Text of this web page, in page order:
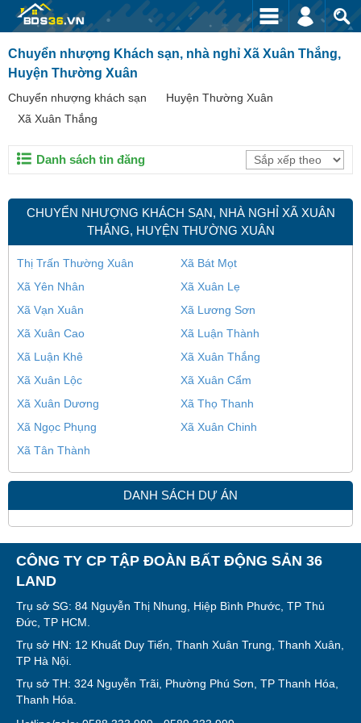
Chuyển nhượng Khách sạn, nhà nghỉ Xã Xuân Thắng,
Huyện Thường Xuân
Chuyển nhượng khách sạn
Huyện Thường Xuân
Xã Xuân Thắng
Danh sách tin đăng
CHUYỂN NHƯỢNG KHÁCH SẠN, NHÀ NGHỈ XÃ XUÂN
THẮNG, HUYỆN THƯỜNG XUÂN
Thị Trấn Thường Xuân
Xã Bát Mọt
Xã Yên Nhân
Xã Xuân Lẹ
Xã Vạn Xuân
Xã Lương Sơn
Xã Xuân Cao
Xã Luận Thành
Xã Luận Khê
Xã Xuân Thắng
Xã Xuân Lộc
Xã Xuân Cẩm
Xã Xuân Dương
Xã Thọ Thanh
Xã Ngọc Phụng
Xã Xuân Chinh
Xã Tân Thành
DANH SÁCH DỰ ÁN
CÔNG TY CP TẬP ĐOÀN BẤT ĐỘNG SẢN 36
LAND
Trụ sở SG: 84 Nguyễn Thị Nhung, Hiệp Bình Phước, TP Thủ
Đức, TP HCM.
Trụ sở HN: 12 Khuất Duy Tiến, Thanh Xuân Trung, Thanh Xuân,
TP Hà Nội.
Trụ sở TH: 324 Nguyễn Trãi, Phường Phú Sơn, TP Thanh Hóa,
Thanh Hóa.